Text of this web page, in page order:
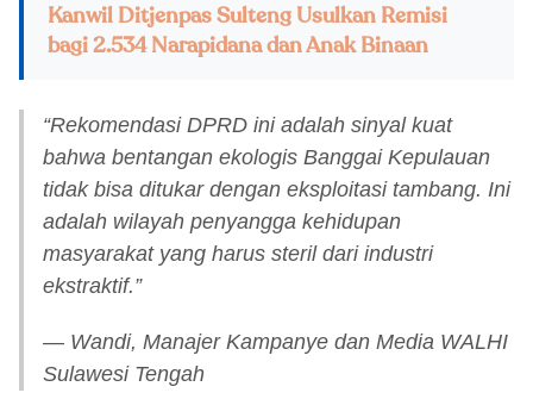
Kanwil Ditjenpas Sulteng Usulkan Remisi
bagi 2.534 Narapidana dan Anak Binaan
“Rekomendasi DPRD ini adalah sinyal kuat
bahwa bentangan ekologis Banggai Kepulauan
tidak bisa ditukar dengan eksploitasi tambang. Ini
adalah wilayah penyangga kehidupan
masyarakat yang harus steril dari industri
ekstraktif.”
— Wandi, Manajer Kampanye dan Media WALHI
Sulawesi Tengah